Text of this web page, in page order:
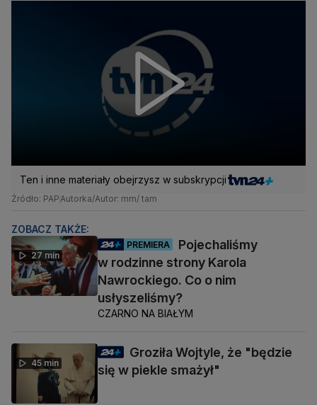
Ten i inne materiały obejrzysz w subskrypcji
Źródło: PAPAutorka/Autor: mm/ tam
ZOBACZ TAKŻE:
27 min
PREMIERA
Pojechaliśmy
w rodzinne strony Karola
Nawrockiego. Co o nim
usłyszeliśmy?
CZARNO NA BIAŁYM
45 min
Groziła Wojtyle, że "będzie
się w piekle smażył"